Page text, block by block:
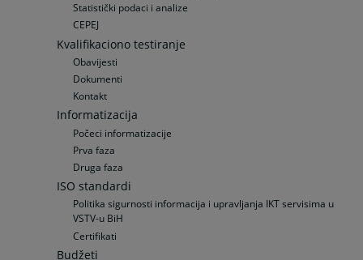
Statistički podaci i analize
CEPEJ
Kvalifikaciono testiranje
Obavijesti
Dokumenti
Kontakt
Informatizacija
Počeci informatizacije
Prva faza
Druga faza
ISO standardi
Politika sigurnosti informacija i upravljanja IKT servisima u
VSTV-u BiH
Certifikati
Budžeti